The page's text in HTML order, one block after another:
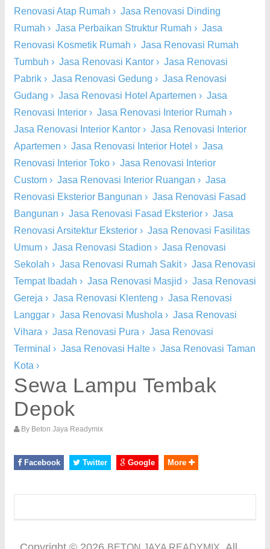
Renovasi Atap Rumah › Jasa Renovasi Dinding
Rumah › Jasa Perbaikan Struktur Rumah › Jasa
Renovasi Kosmetik Rumah › Jasa Renovasi Rumah
Tumbuh › Jasa Renovasi Kantor › Jasa Renovasi
Pabrik › Jasa Renovasi Gedung › Jasa Renovasi
Gudang › Jasa Renovasi Hotel Apartemen › Jasa
Renovasi Interior › Jasa Renovasi Interior Rumah ›
Jasa Renovasi Interior Kantor › Jasa Renovasi Interior
Apartemen › Jasa Renovasi Interior Hotel › Jasa
Renovasi Interior Toko › Jasa Renovasi Interior
Custom › Jasa Renovasi Interior Ruangan › Jasa
Renovasi Eksterior Bangunan › Jasa Renovasi Fasad
Bangunan › Jasa Renovasi Fasad Eksterior › Jasa
Renovasi Arsitektur Eksterior › Jasa Renovasi Fasilitas
Umum › Jasa Renovasi Stadion › Jasa Renovasi
Sekolah › Jasa Renovasi Rumah Sakit› Jasa Renovasi
Tempat Ibadah › Jasa Renovasi Masjid › Jasa Renovasi
Gereja › Jasa Renovasi Klenteng › Jasa Renovasi
Langgar › Jasa Renovasi Mushola › Jasa Renovasi
Vihara › Jasa Renovasi Pura › Jasa Renovasi
Terminal › Jasa Renovasi Halte › Jasa Renovasi Taman
Kota ›
Sewa Lampu Tembak
Depok
By Beton Jaya Readymix
Facebook Twitter Google More